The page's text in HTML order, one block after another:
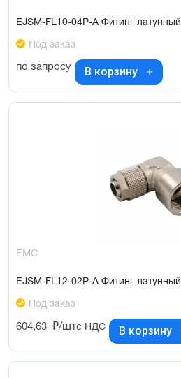
EJSM-FL10-04P-A Фитинг латунный
Под заказ
по запросу В корзину
EMC
EJSM-FL12-02P-A Фитинг латунный
Под заказ
604,63 ₽/штс НДС В корзину